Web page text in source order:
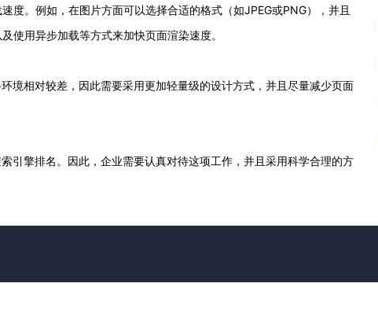
。例如，在图片方面可以选择合适的格式（如JPEG或PNG），并且
使用异步加载等方式来加快页面渲染速度。
境相对较差，因此需要采用更加轻量级的设计方式，并且尽量减少页面
引擎排名。因此，企业需要认真对待这项工作，并且采用科学合理的方